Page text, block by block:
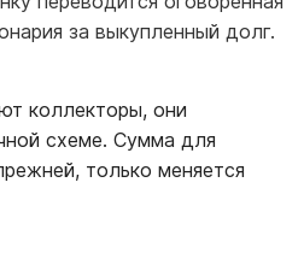
за выкупленный долг.
коллекторы, они
схеме. Сумма для
только меняется